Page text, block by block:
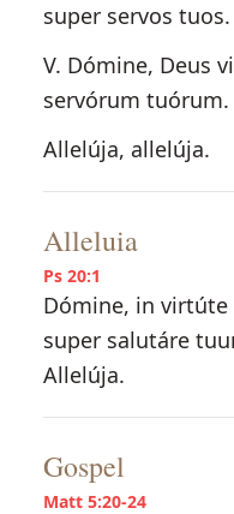
super servos tuos.
V. Dómine, Deus
servórum tuórum.
Allelúja, allelúja.
Alleluia
Ps 20:1
Dómine, in
super salutáre
Allelúja.
Gospel
Matt 5:20-24